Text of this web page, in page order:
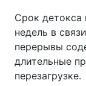
Срок детокса
недель в
перерывы
длительные
перезагрузке.